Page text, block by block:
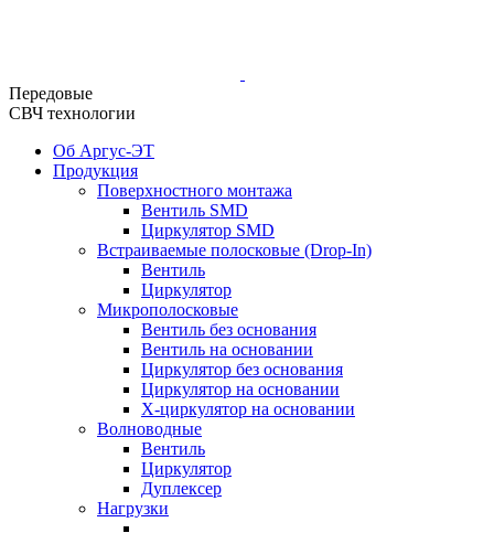
Передовые
СВЧ технологии
Об Аргус-ЭТ
Продукция
Поверхностного монтажа
Вентиль SMD
Циркулятор SMD
Встраиваемые полосковые (Drop-In)
Вентиль
Циркулятор
Микрополосковые
Вентиль без основания
Вентиль на основании
Циркулятор без основания
Циркулятор на основании
Х-циркулятор на основании
Волноводные
Вентиль
Циркулятор
Дуплексер
Нагрузки